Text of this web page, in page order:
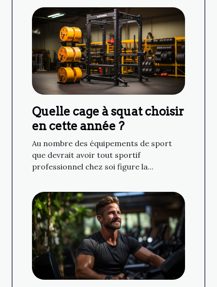
Quelle cage à squat choisir
en cette année ?
Au nombre des équipements de sport
que devrait avoir tout sportif
professionnel chez soi figure la...